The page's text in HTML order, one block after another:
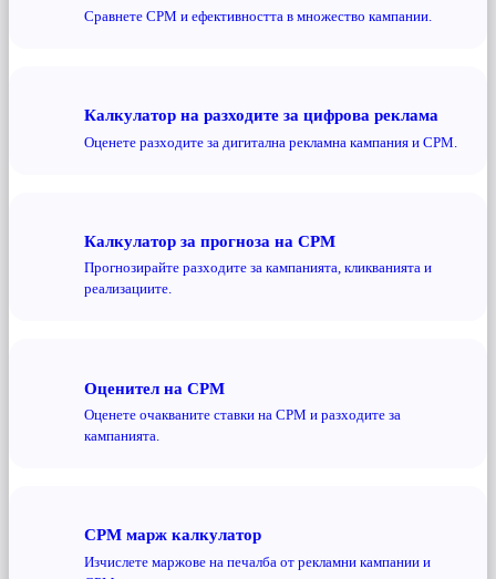
Сравнете CPM и ефективността в множество кампании.
Калкулатор на разходите за цифрова реклама
Оценете разходите за дигитална рекламна кампания и CPM.
Калкулатор за прогноза на CPM
Прогнозирайте разходите за кампанията, кликванията и
реализациите.
Оценител на CPM
Оценете очакваните ставки на CPM и разходите за
кампанията.
CPM марж калкулатор
Изчислете маржове на печалба от рекламни кампании и